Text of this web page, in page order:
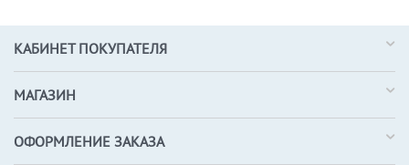
КАБИНЕТ ПОКУПАТЕЛЯ
МАГАЗИН
ОФОРМЛЕНИЕ ЗАКАЗА